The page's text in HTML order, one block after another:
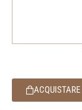
ACQUISTARE